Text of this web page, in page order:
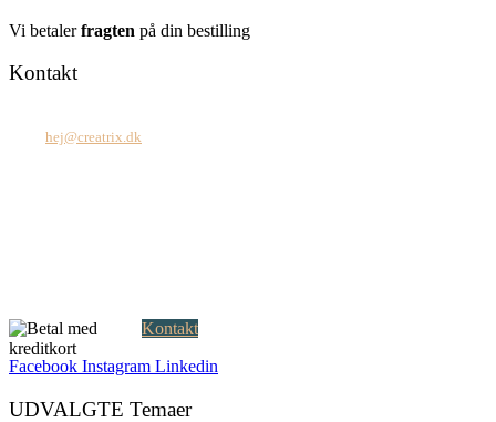
Vi betalerfragten på din bestilling
Kontakt
hej@creatrix.dk
Kontakt
Facebook Instagram Linkedin
UDVALGTE Temaer